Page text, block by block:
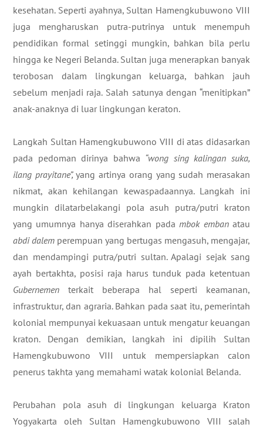
kesehatan. Seperti ayahnya, Sultan Hamengkubuwono VIII
juga mengharuskan putra-putrinya untuk menempuh
pendidikan formal setinggi mungkin, bahkan bila perlu
hingga ke Negeri Belanda. Sultan juga menerapkan banyak
terobosan dalam lingkungan keluarga, bahkan jauh
sebelum menjadi raja. Salah satunya dengan “menitipkan”
anak-anaknya di luar lingkungan keraton.
Langkah Sultan Hamengkubuwono VIII di atas didasarkan
pada pedoman dirinya bahwa “wong sing kalingan suka,
ilang prayitane”,yang artinya orang yang sudah merasakan
nikmat, akan kehilangan kewaspadaannya. Langkah ini
mungkin dilatarbelakangi pola asuh putra/putri kraton
yang umumnya hanya diserahkan padambok embanatau
abdi dalem perempuan yang bertugas mengasuh, mengajar,
dan mendampingi putra/putri sultan. Apalagi sejak sang
ayah bertakhta, posisi raja harus tunduk pada ketentuan
Gubernemen terkait beberapa hal seperti keamanan,
infrastruktur, dan agraria. Bahkan pada saat itu, pemerintah
kolonial mempunyai kekuasaan untuk mengatur keuangan
kraton. Dengan demikian, langkah ini dipilih Sultan
Hamengkubuwono VIII untuk mempersiapkan calon
penerus takhta yang memahami watak kolonial Belanda.
Perubahan pola asuh di lingkungan keluarga Kraton
Yogyakarta oleh Sultan Hamengkubuwono VIII salah